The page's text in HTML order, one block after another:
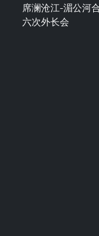
席澜沧江-湄公河
六次外长会